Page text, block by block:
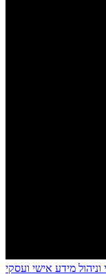
מידע אישי ועסקי